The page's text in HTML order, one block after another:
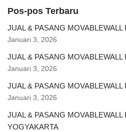
Pos-pos Terbaru
JUAL & PASANG MOVABLEWALL
Januari 3, 2026
JUAL & PASANG
Januari 3, 2026
JUAL & PASANG
Januari 3, 2026
JUAL & PASANG MOVABLEWALL
YOGYAKARTA